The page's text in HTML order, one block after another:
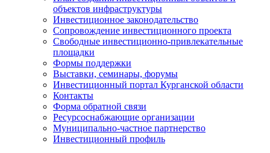
объектов инфраструктуры
Инвестиционное законодательство
Сопровождение инвестиционного проекта
Свободные инвестиционно-привлекательные
площадки
Формы поддержки
Выставки, семинары, форумы
Инвестиционный портал Курганской области
Контакты
Форма обратной связи
Ресурсоснабжающие организации
Муниципально-частное партнерство
Инвестиционный профиль